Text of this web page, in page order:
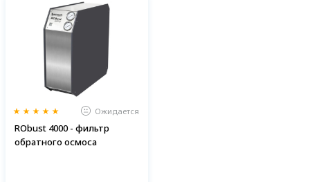
О нас
Контакты
Ожидается
RObust 4000 - фильтр
обратного осмоса